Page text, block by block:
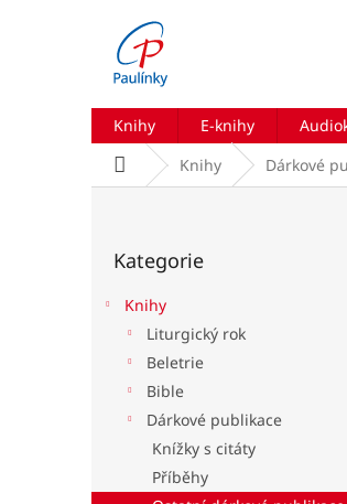
Knihy E-knihy
Domů Knihy Dárkové
e
kategorie
Kategorie
Knihy
Liturgický rok
Beletrie
Bible
Dárkové publikace
Knížky s citáty
Příběhy